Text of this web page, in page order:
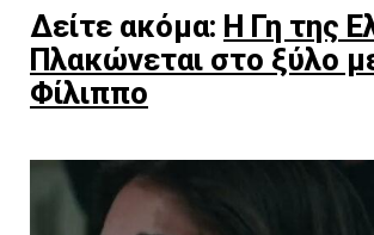
Δείτε ακόμα: Η Γη της
Πλακώνεται στο ξύλο
Φίλιππο